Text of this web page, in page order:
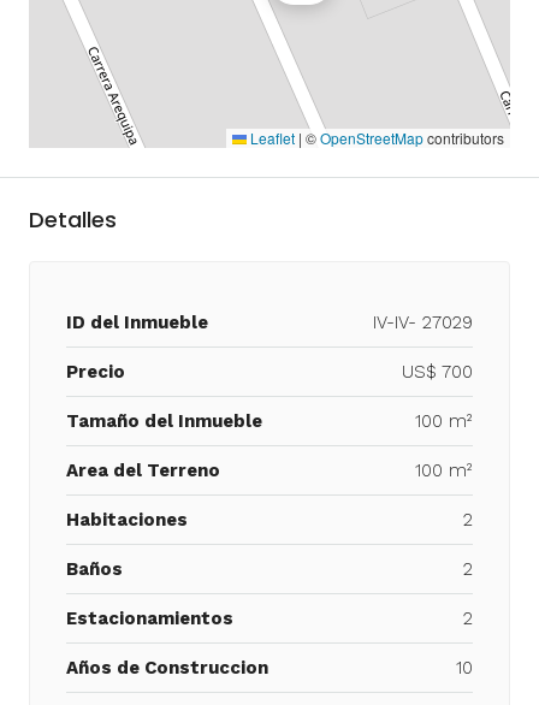
Leaflet | ©OpenStreetMapcontributors
Detalles
ID del Inmueble IV-IV- 27029
Precio US$ 700
Tamaño del Inmueble 100 m²
Area del Terreno 100 m²
Habitaciones 2
Baños 2
Estacionamientos 2
Años de Construccion 10